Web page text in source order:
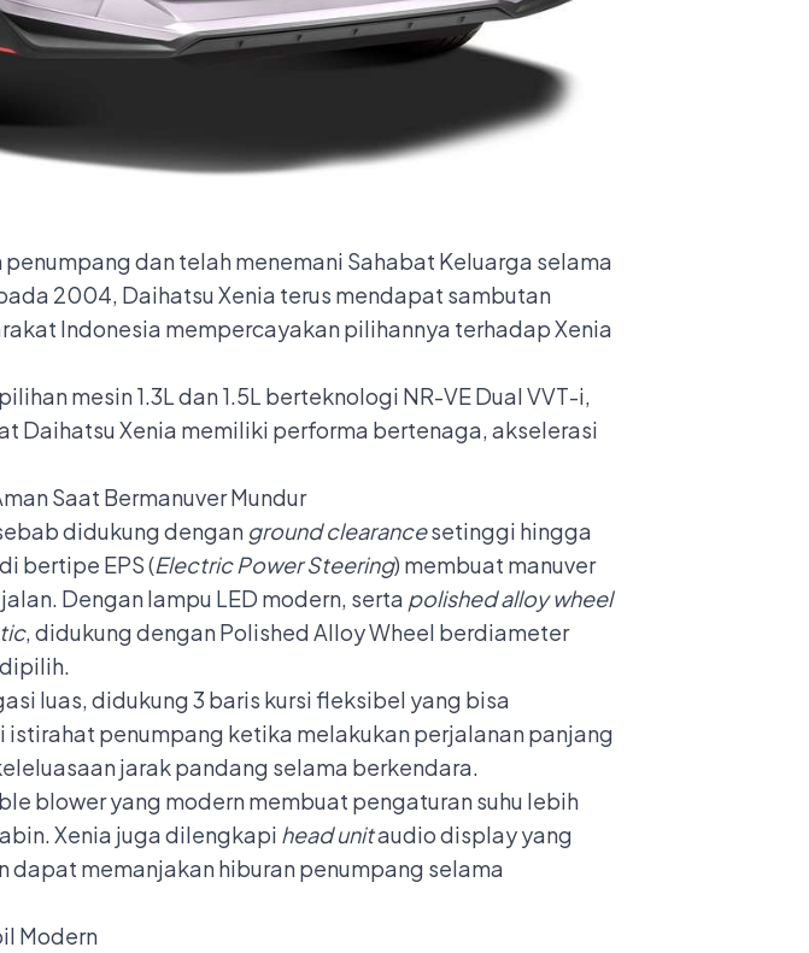
dan telah menemani Sahabat Keluarga selama
2004, Daihatsu Xenia terus mendapat sambutan
Indonesia mempercayakan pilihannya terhadap Xenia
mesin 1.3L dan 1.5L berteknologi NR-VE Dual VVT-i,
Daihatsu Xenia memiliki performa bertenaga, akselerasi
didukung dengan ground clearancesetinggi hingga
bertipe EPS (Electric Power Steering) membuat manuver
Dengan lampu LED modern, serta polished alloy wheel
, didukung dengan Polished Alloy Wheel berdiameter
luas, didukung 3 baris kursi fleksibel yang bisa
penumpang ketika melakukan perjalanan panjang
jarak pandang selama berkendara.
blower yang modern membuat pengaturan suhu lebih
Xenia juga dilengkapi head unitaudio display yang
memanjakan hiburan penumpang selama